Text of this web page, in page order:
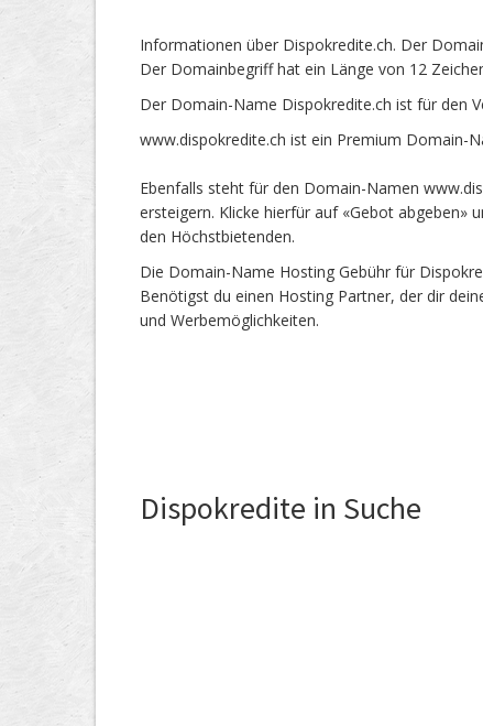
Informationen über Dispokredite.ch. Der
Der Domainbegriff hat ein Länge von 12
Der Domain-Name Dispokredite.ch ist für den
www.dispokredite.ch ist ein Premium Domain-
Ebenfalls steht für den Domain-Namen
ersteigern. Klicke hierfür auf «Gebot
den Höchstbietenden.
Die Domain-Name Hosting Gebühr für
Benötigst du einen Hosting Partner, der dir
und Werbemöglichkeiten.
Dispokredite in Suche